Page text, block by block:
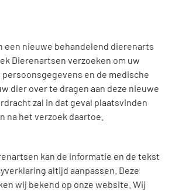
een nieuwe behandelend dierenarts
Dierenartsen verzoeken om uw
en de medische
dier over te dragen aan deze nieuwe
zal in dat geval plaatsvinden
na het verzoek daartoe.
kan de informatie en de tekst
altijd aanpassen. Deze
wij bekend op onze website. Wij